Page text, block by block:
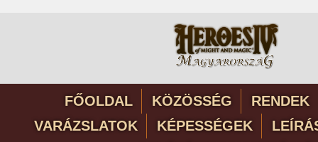
FŐOLDAL KÖZÖSSÉG
RENDEK
VARÁZSLATOK
KÉPESSÉGEK